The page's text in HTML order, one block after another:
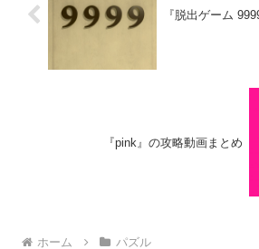
『脱出ゲーム
『pink』の攻略動画まとめ
ホーム パズル